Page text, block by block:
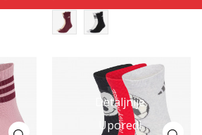
Detaljnije
Uporedi